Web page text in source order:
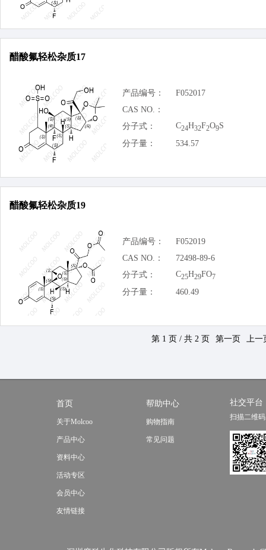
醋酸氟轻松杂质17
产品编号：
F052017
CAS NO.：
分子式：
C24H32F2O9S
分子量：
534.57
醋酸氟轻松杂质19
产品编号：
F052019
CAS NO.：
72498-89-6
分子式：
C25H29FO7
分子量： 460.49
第 1 页 / 共 2 页 第一页 上一
首页
关于Molcoo
产品中心
资料中心
活动专区
会员中心
友情链接
帮助中心
购物指南
常见问题
社交平台
扫描二维